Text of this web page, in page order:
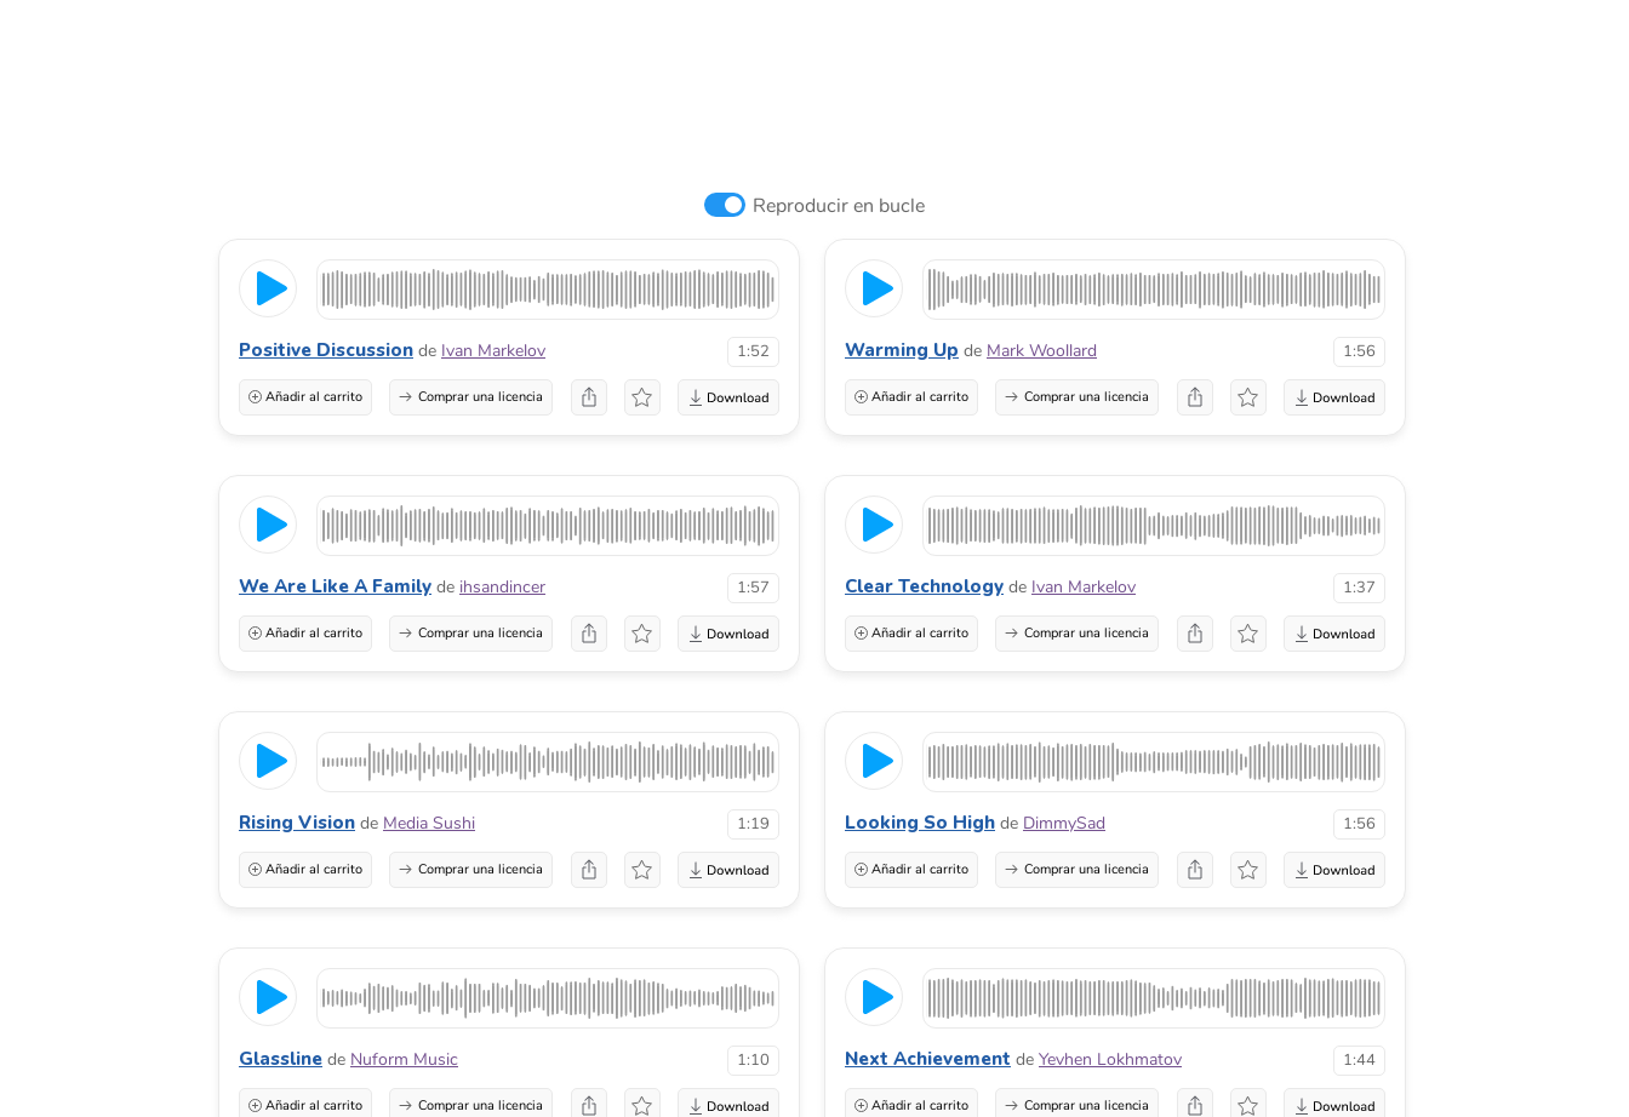
Reproducir en bucle
Positive Discussion de Ivan Markelov 1:52
Añadir al carrito Comprar una licencia
Warming Up de Mark Woollard 1:56
Añadir al carrito Comprar una licencia
We Are Like A Family de ihsandincer 1:57
Añadir al carrito Comprar una licencia
Clear Technology de Ivan Markelov 1:37
Añadir al carrito Comprar una licencia
Rising Vision de Media Sushi 1:19
Añadir al carrito Comprar una licencia
Looking So High de DimmySad 1:56
Añadir al carrito Comprar una licencia
Glassline de Nuform Music 1:10
Añadir al carrito Comprar una licencia
Next Achievement de Yevhen Lokhmatov 1:44
Añadir al carrito Comprar una licencia